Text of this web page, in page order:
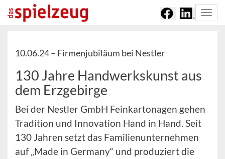
10.06.24 – Firmenjubiläum bei Nestler
130 Jahre Handwerkskunst aus
dem Erzgebirge
Bei der Nestler GmbH Feinkartonagen gehen
Tradition und Innovation Hand in Hand. Seit
130 Jahren setzt das Familienunternehmen
auf „Made in Germany“ und produziert die